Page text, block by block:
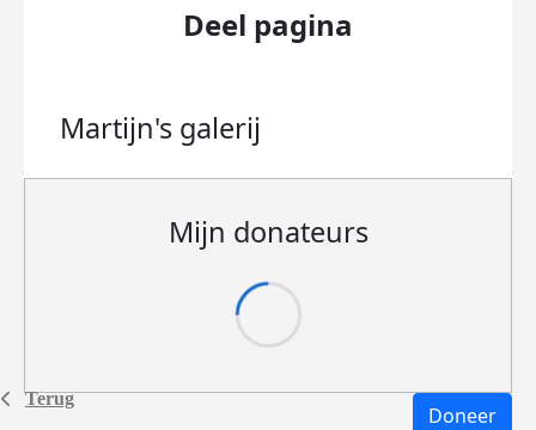
Terug
Deel pagina
Martijn's galerij
Mijn donateurs
Doneer